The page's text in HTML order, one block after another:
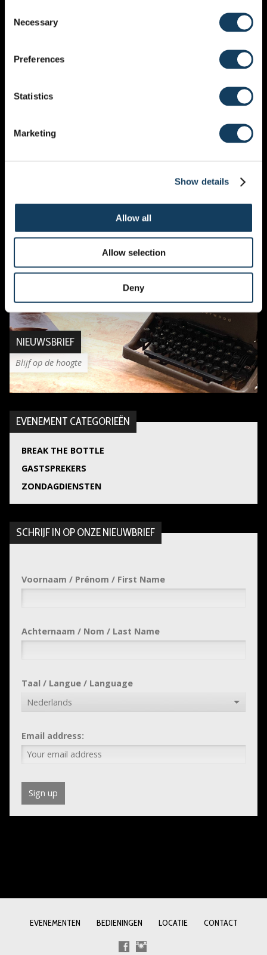
Selection
Necessary
Preferences
Statistics
Marketing
Show details
Allow all
Allow selection
Deny
Woord geven we kinderen van 3-12 jaar de kans om in
een aparte ruimte onder begeleiding van een
NIEUWSBRIEF
Blijf op de hoogte
EVENEMENT CATEGORIEËN
BREAK THE BOTTLE
GASTSPREKERS
ZONDAGDIENSTEN
SCHRIJF IN OP ONZE NIEUWBRIEF
Voornaam / Prénom / First Name
Achternaam / Nom / Last Name
Taal / Langue / Language
Email address:
EVENEMENTEN BEDIENINGEN LOCATIE CONTACT